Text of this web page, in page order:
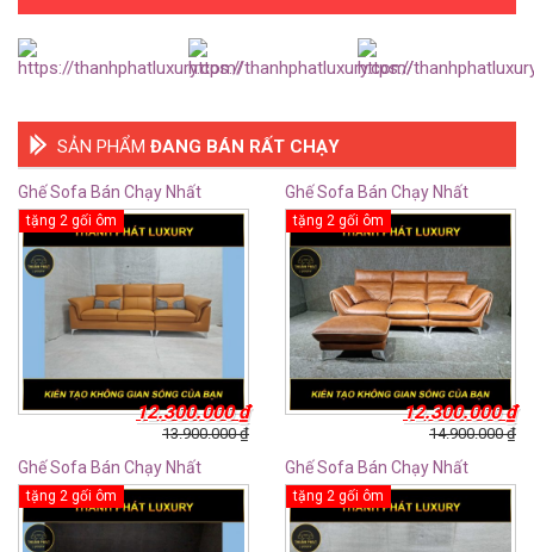
SẢN PHẨM ĐANG BÁN RẤT CHẠY
Ghế Sofa Bán Chạy Nhất
TTS14
tặng 2 gối ôm
13.900.000₫
12.300.000₫
Ghế Sofa Bán Chạy Nhất
TTS13
tặng 2 gối ôm
14.900.000₫
12.300.000₫
Ghế Sofa Bán Chạy Nhất
TTS12
tặng 2 gối ôm
Ghế Sofa Bán Chạy Nhất
TTS11
tặng 2 gối ôm